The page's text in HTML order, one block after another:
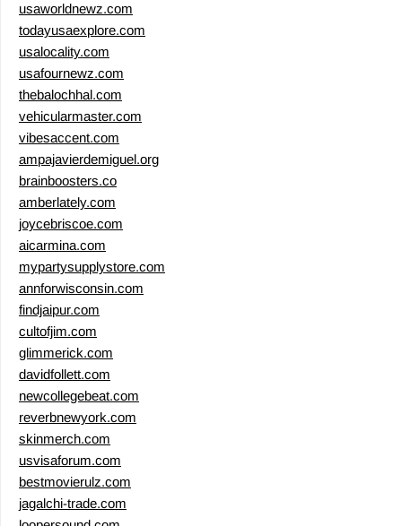
usaworldnewz.com
todayusaexplore.com
usalocality.com
usafournewz.com
thebalochhal.com
vehicularmaster.com
vibesaccent.com
ampajavierdemiguel.org
brainboosters.co
amberlately.com
joycebriscoe.com
aicarmina.com
mypartysupplystore.com
annforwisconsin.com
findjaipur.com
cultofjim.com
glimmerick.com
davidfollett.com
newcollegebeat.com
reverbnewyork.com
skinmerch.com
usvisaforum.com
bestmovierulz.com
jagalchi-trade.com